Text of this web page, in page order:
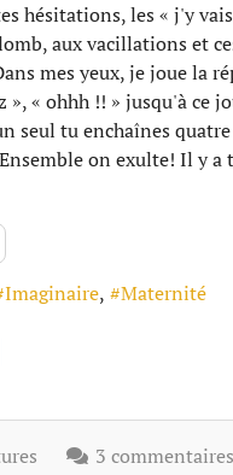
hésitations, les « j'y
aux vacillations et
mes yeux, je joue la
», « ohhh !! » jusqu'à ce
seul tu enchaînes
on exulte! Il y a
Imaginaire Maternité
3 commentaires